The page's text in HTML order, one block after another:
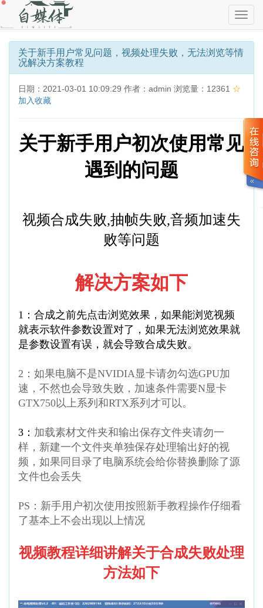
切
换
导
航
关于新手用户常见问题，视频处理失败，无法浏览等情
况解决方案教程
日期：2021-03-01 10:09:29 作者：admin 浏览量：12361 ☆
加入收藏
关于新手用户初次使用常见
遇到的问题
视频合成失败,抽帧失败,音频加速失
败等问题
解决方案如下
1：合成之前先点击浏览效果，如果能浏览视频
就表示软件参数设置对了，如果无法浏览效果就
是参数设置有误，就会导致合成失败。
2： 如果电脑不是NVIDIA显卡请勿勾选GPU加
速，不然也会导致失败 ，加速条件需要N显卡
GTX750以上系列和RTX系列才可以。
3： 加载素材文件夹和输出保存文件夹请勿一
样，新建一个文件夹单独保存处理输出好的视
频 ，如果同目录了电脑系统会给你替换删除了源
文件也会丢失
PS：新手用户初次使用按照新手教程操作仔细看
了基本上不会出现以上情况
视频教程详细讲解关于合成失败处理
方法如下